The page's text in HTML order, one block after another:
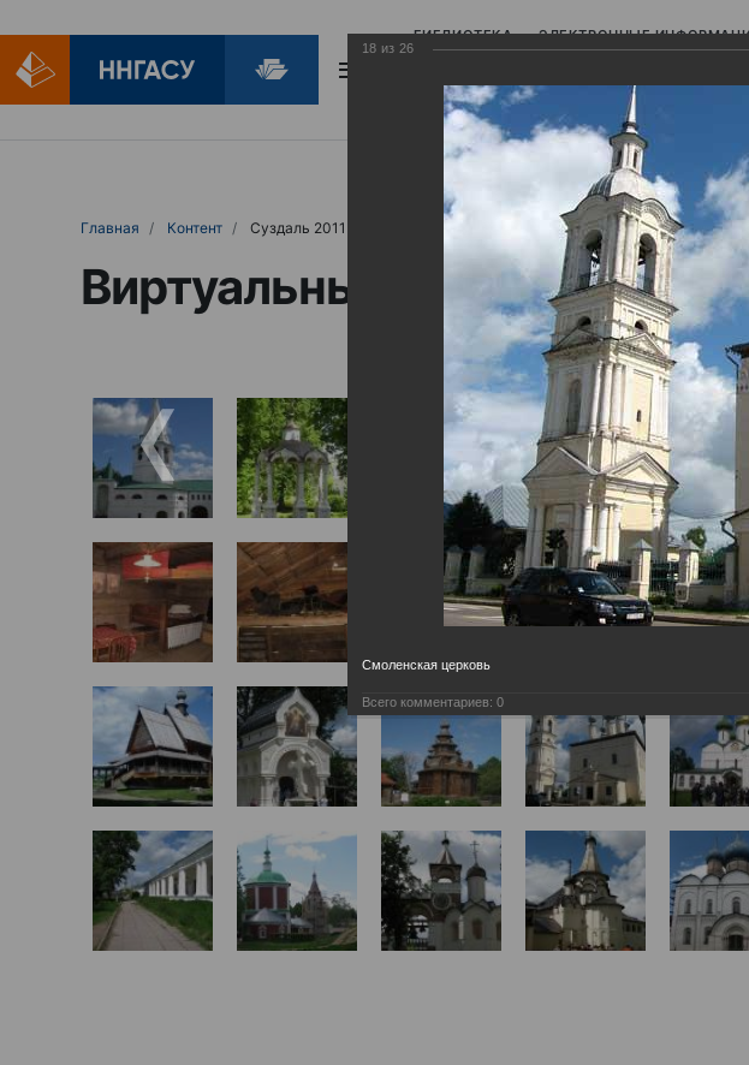
БИБЛИОТЕКА ЭЛЕКТРОННЫЕ
БИБЛИОПОМОЩЬ
Главная Контент Суздаль 2011
Виртуальные выставки
18 из 26
Смоленская церковь
Всего комментариев: 0